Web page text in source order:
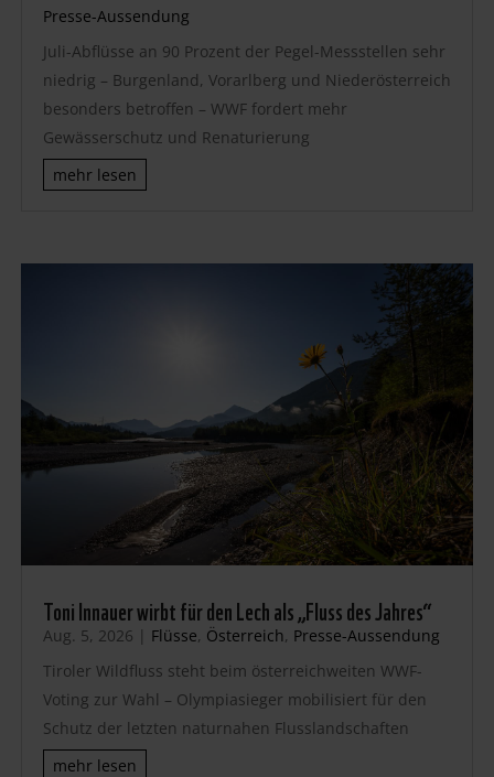
Presse-Aussendung
Juli-Abflüsse an 90 Prozent der Pegel-Messstellen sehr
niedrig – Burgenland, Vorarlberg und Niederösterreich
besonders betroffen – WWF fordert mehr
Gewässerschutz und Renaturierung
mehr lesen
Toni Innauer wirbt für den Lech als „Fluss des Jahres“
Aug. 5, 2026 | Flüsse, Österreich, Presse-Aussendung
Tiroler Wildfluss steht beim österreichweiten WWF-
Voting zur Wahl – Olympiasieger mobilisiert für den
Schutz der letzten naturnahen Flusslandschaften
mehr lesen